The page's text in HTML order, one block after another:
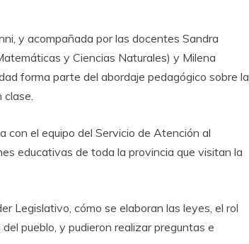
y acompañada por las docentes Sandra
y Ciencias Naturales) y Milena
forma parte del abordaje pedagógico sobre la
con el equipo del Servicio de Atención al
educativas de toda la provincia que visitan la
Legislativo, cómo se elaboran las leyes, el rol
pueblo, y pudieron realizar preguntas e